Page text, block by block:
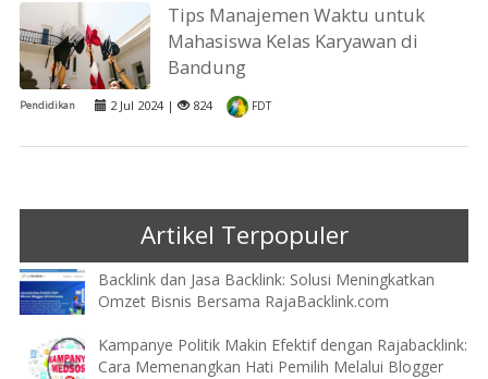
Tips Manajemen Waktu untuk
Mahasiswa Kelas Karyawan di
Bandung
Pendidikan 2 Jul 2024 | 824 FDT
Artikel Terpopuler
Backlink dan Jasa Backlink: Solusi Meningkatkan
Omzet Bisnis Bersama RajaBacklink.com
Kampanye Politik Makin Efektif dengan Rajabacklink:
Cara Memenangkan Hati Pemilih Melalui Blogger